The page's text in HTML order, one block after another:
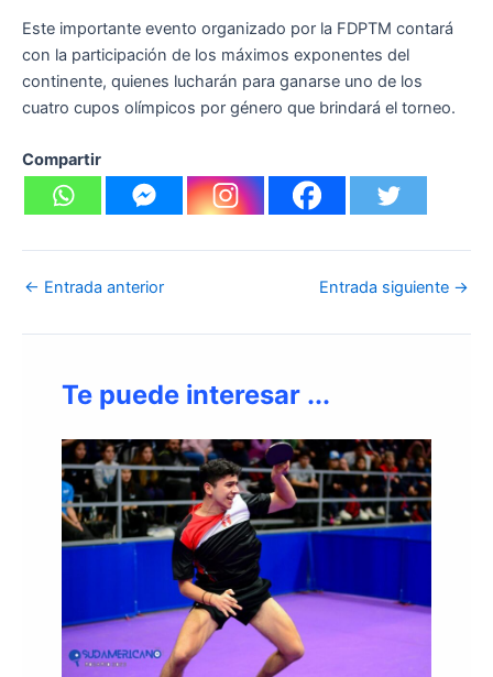
Este importante evento organizado por la FDPTM contará
con la participación de los máximos exponentes del
continente, quienes lucharán para ganarse uno de los
cuatro cupos olímpicos por género que brindará el torneo.
Compartir
← Entrada anterior Entrada siguiente →
Te puede interesar ...